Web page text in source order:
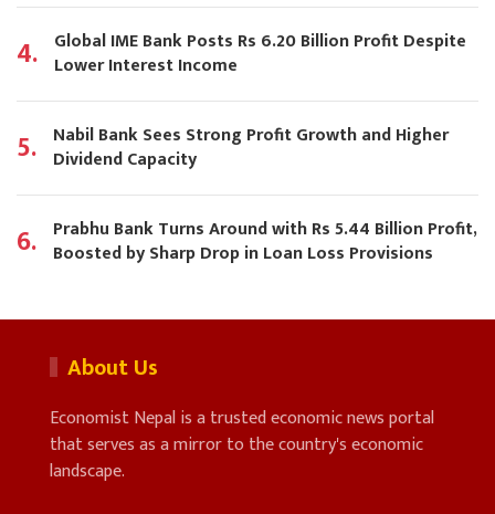
4. Global IME Bank Posts Rs 6.20 Billion Profit Despite
Lower Interest Income
5. Nabil Bank Sees Strong Profit Growth and Higher
Dividend Capacity
6. Prabhu Bank Turns Around with Rs 5.44 Billion Profit,
Boosted by Sharp Drop in Loan Loss Provisions
About Us
Economist Nepal is a trusted economic news portal
that serves as a mirror to the country's economic
landscape.